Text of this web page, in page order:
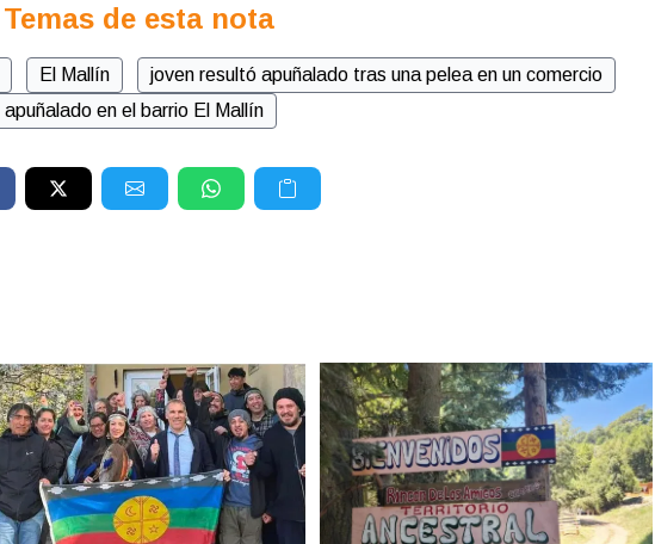
Temas de esta nota
El Mallín
joven resultó apuñalado tras una pelea en un comercio
apuñalado en el barrio El Mallín